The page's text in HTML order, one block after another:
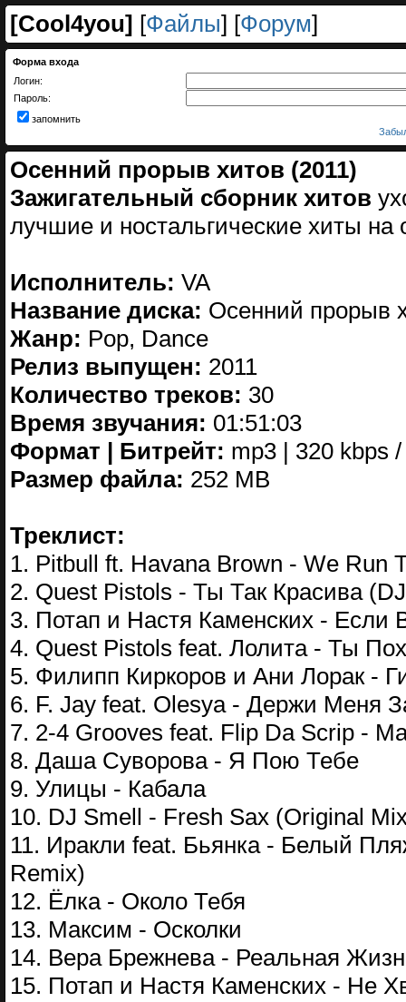
[Cool4you] [Файлы] [Форум]
Форма входа
Логин:
Пароль:
запомнить
Осенний прорыв хитов (2011)
Зажигательный сборник хитов
лучшие и ностальгические хиты на
Исполнитель: VA
Название диска: Осенний прорыв
Жанр: Pop, Dance
Релиз выпущен: 2011
Количество треков: 30
Время звучания: 01:51:03
Формат | Битрейт: mp3 | 320 kbps
Размер файла: 252 MB
Треклист:
1. Pitbull ft. Havana Brown - We Run
2. Quest Pistols - Ты Так Красива
3. Потап и Настя Каменских - Если
4. Quest Pistols feat. Лолита - Ты
5. Филипп Киркоров и Ани Лорак -
6. F. Jay feat. Olesya - Держи Меня
7. 2-4 Grooves feat. Flip Da Scrip -
8. Даша Суворова - Я Пою Тебе
9. Улицы - Кабала
10. DJ Smell - Fresh Sax (Original
11. Иракли feat. Бьянка - Белый
Remix)
12. Ёлка - Около Тебя
13. Максим - Осколки
14. Вера Брежнева - Реальная
15. Потап и Настя Каменских - Не